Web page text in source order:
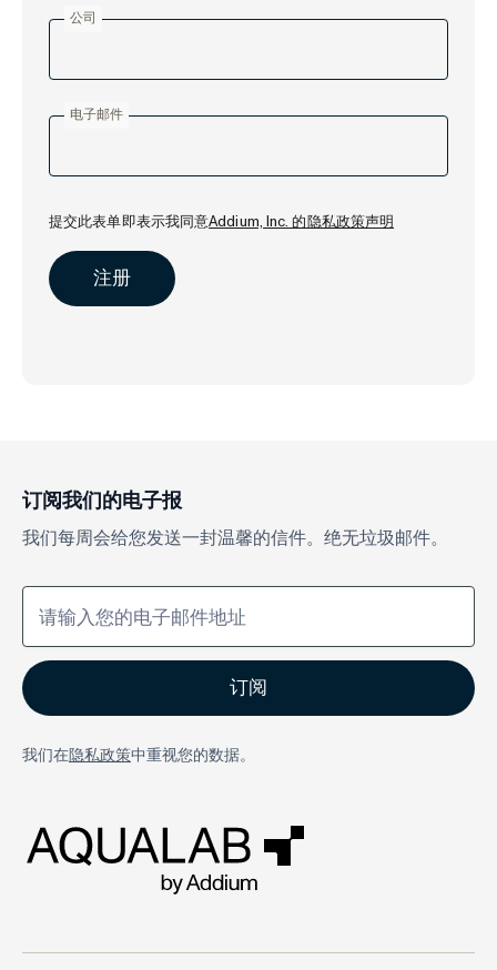
公司
电子邮件
提交此表单即表示我同意Addium, Inc. 的隐私政策声明
订阅我们的电子报
我们每周会给您发送一封温馨的信件。绝无垃圾邮件。
我们在隐私政策中重视您的数据。